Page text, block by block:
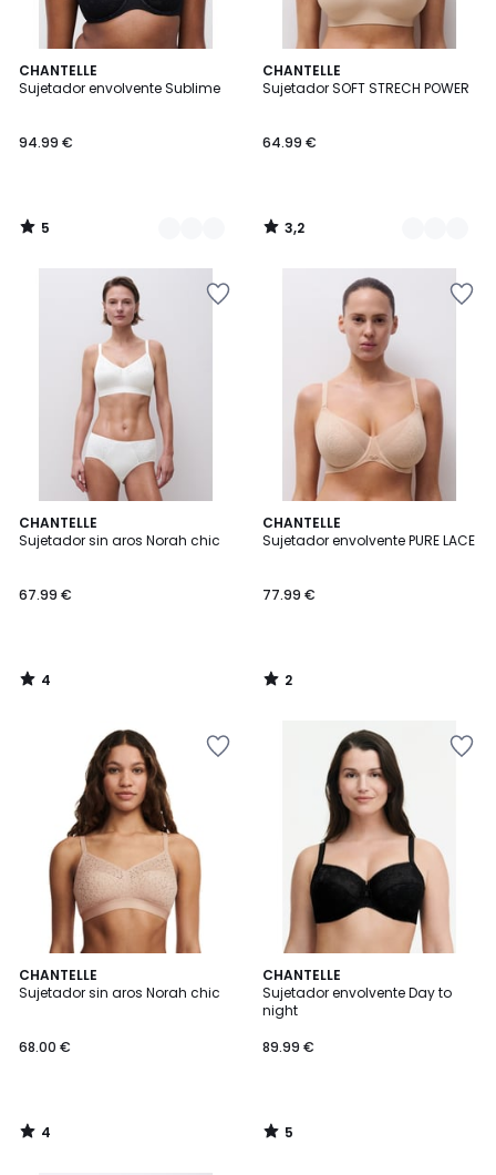
CHANTELLE
Sujetador envolvente Sublime
94.99 €
5
/
2
Colores
5
/
CHANTELLE
Sujetador SOFT STRECH POWER
64.99 €
3,2
/ 5
2
Colores
3,2
/
CHANTELLE
Sujetador sin aros Norah chic
67.99 €
4
/
4
/
CHANTELLE
Sujetador envolvente PURE LACE
77.99 €
2
/
2
/
CHANTELLE
Sujetador sin aros Norah chic
68.00 €
4
/
4
/
CHANTELLE
Sujetador envolvente Day to
night
89.99 €
5
/
5
5
/